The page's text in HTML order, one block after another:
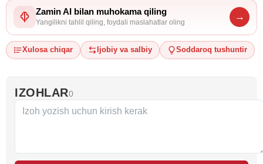
Zamin AI bilan muhokama qiling
Yangilikni tahlil qiling, foydali maslahatlar oling
→
Xulosa chiqar Ijobiy va salbiy Soddaroq tushuntir
IZOHLAR0